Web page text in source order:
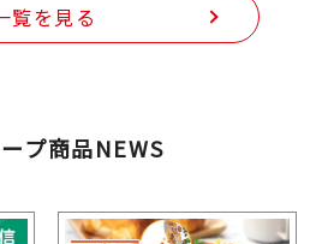
覧を見る
プ商品NEWS